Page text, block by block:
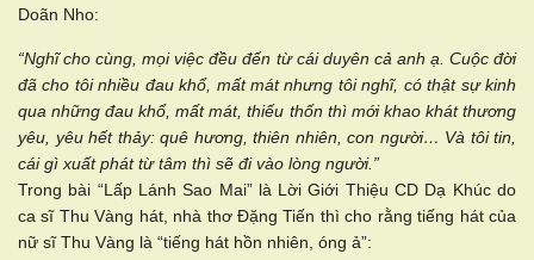
Doãn Nho:
“Nghĩ cho cùng, mọi việc đều đến từ cái duyên cả anh ạ. Cuộc đời
đã cho tôi nhiều đau khổ, mất mát nhưng tôi nghĩ, có thật sự kinh
qua những đau khổ, mất mát, thiếu thốn thì mới khao khát thương
yêu, yêu hết thảy: quê hương, thiên nhiên, con người… Và tôi tin,
cái gì xuất phát từ tâm thì sẽ đi vào lòng người.”
Trong bài “Lấp Lánh Sao Mai” là Lời Giới Thiệu CD Dạ Khúc do
ca sĩ Thu Vàng hát, nhà thơ Đặng Tiến thì cho rằng tiếng hát của
nữ sĩ Thu Vàng là “tiếng hát hồn nhiên, óng ả”: